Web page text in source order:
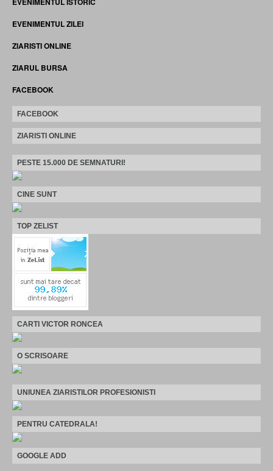
EVENIMENTUL ZILEI
ZIARISTI ONLINE
ZIARUL BURSA
FACEBOOK
FACEBOOK
ZIARISTI ONLINE
PESTE 15.000 DE SEMNATURI!
CINE SUNT
TOP ZELIST
CARTI VICTOR RONCEA
O SCRISOARE
UNIUNEA ZIARISTILOR PROFESIONISTI
PENTRU CATEDRALA!
GOOGLE ADD